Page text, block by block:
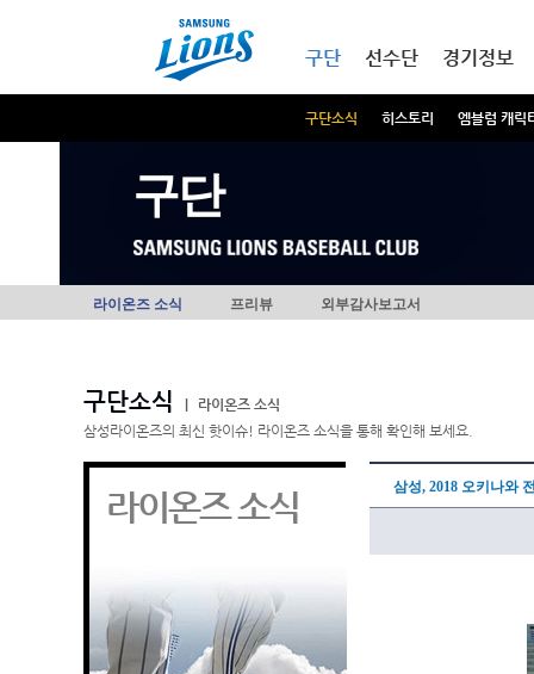
구단
구단소식 히스토리 엠블럼 캐릭
선수단 경기정보
구단
라이온즈 소식 프리뷰 외부감사보고서
구단소식
라이온즈 소식
삼성라이온즈의 최신 핫이슈! 라이온즈 소식을 통해 확인해 보세요.
라이온즈 소식 삼성, 2018 오키나와